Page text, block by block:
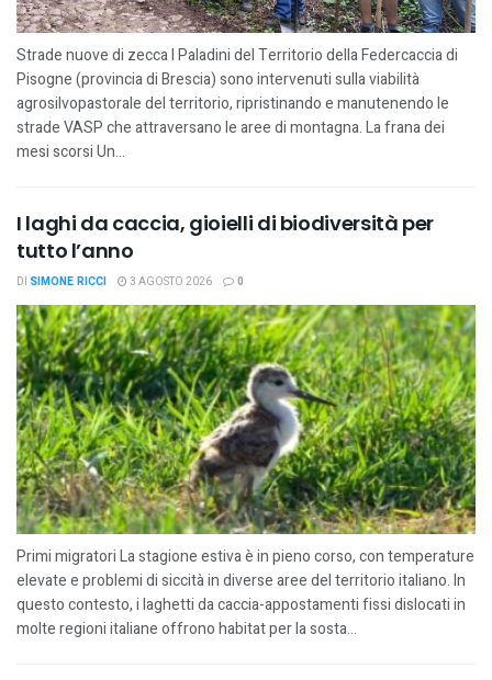
Strade nuove di zecca I Paladini del Territorio della Federcaccia di
Pisogne (provincia di Brescia) sono intervenuti sulla viabilità
agrosilvopastorale del territorio, ripristinando e manutenendo le
strade VASP che attraversano le aree di montagna. La frana dei
mesi scorsi Un...
I laghi da caccia, gioielli di biodiversità per
tutto l’anno
DI SIMONE RICCI 3 AGOSTO 2026 0
Primi migratori La stagione estiva è in pieno corso, con temperature
elevate e problemi di siccità in diverse aree del territorio italiano. In
questo contesto, i laghetti da caccia-appostamenti fissi dislocati in
molte regioni italiane offrono habitat per la sosta...